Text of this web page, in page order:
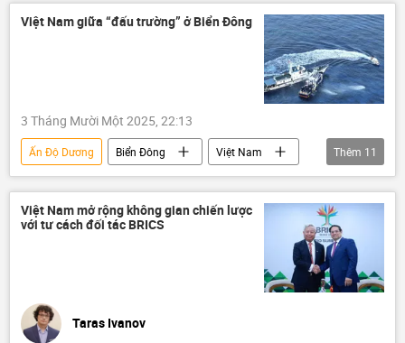
Hoàng Sa
Trường Sa
tranh chấp
Bộ Ngoại giao Việt Nam
Việt Nam giữa “đấu trường” ở Biển Đông
3 Tháng Mười Một 2025, 22:13
Ấn Độ Dương Biển Đông
Việt Nam
Chính trị
Đông Á
Pháp luật
Thái Bình Dương
ASEAN
Anh
Thế giới
Nguyễn Mạnh Cường
Thêm 11
Việt Nam mở rộng không gian chiến lược
với tư cách đối tác BRICS
Taras Ivanov